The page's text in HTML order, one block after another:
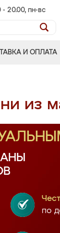
- 20.00, пн-вс
И ОПЛАТА
из
по